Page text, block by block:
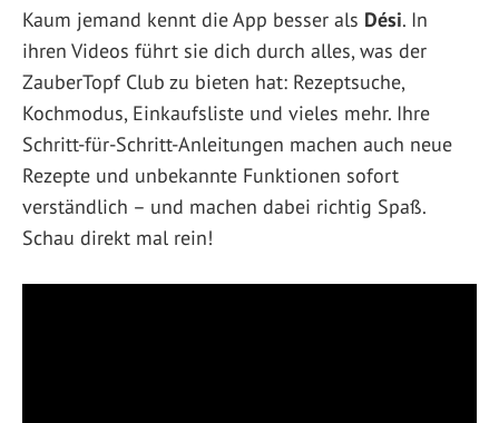
Kaum jemand kennt die App besser als Dési. In
ihren Videos führt sie dich durch alles, was der
ZauberTopf Club zu bieten hat: Rezeptsuche,
Kochmodus, Einkaufsliste und vieles mehr. Ihre
Schritt-für-Schritt-Anleitungen machen auch neue
Rezepte und unbekannte Funktionen sofort
verständlich – und machen dabei richtig Spaß.
Schau direkt mal rein!